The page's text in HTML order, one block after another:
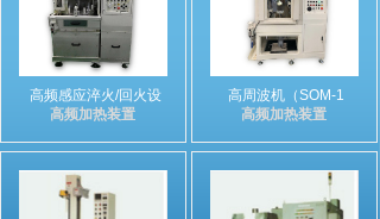
高频感应淬火/回火设
高频加热装置
高周波机（SOM-1
高频加热装置